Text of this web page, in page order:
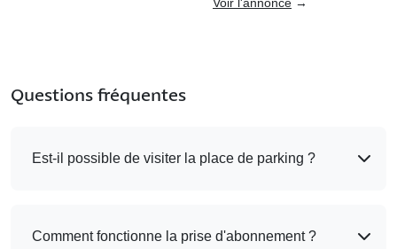
Questions fréquentes
Est-il possible de visiter la place de parking ?
Comment fonctionne la prise d'abonnement ?